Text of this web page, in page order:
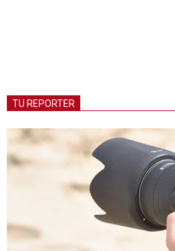
TU REPORTER